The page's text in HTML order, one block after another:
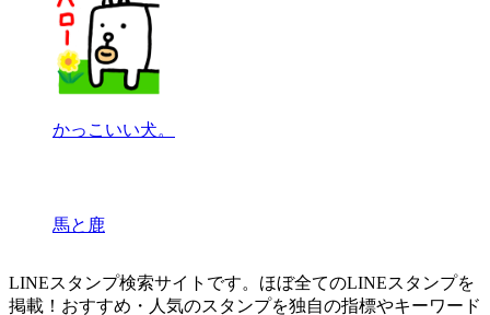
かっこいい犬。
馬と鹿
LINEスタンプ検索サイトです。ほぼ全てのLINEスタンプを
掲載！おすすめ・人気のスタンプを独自の指標やキーワード